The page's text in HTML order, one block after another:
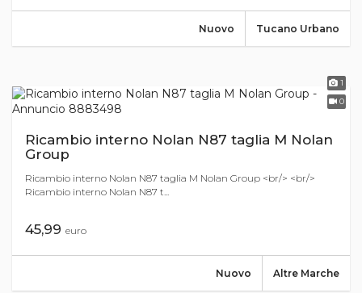
Tucano Urbano
Nuovo
1
0
Ricambio interno Nolan N87 taglia M Nolan
Group
Ricambio interno Nolan N87 taglia M Nolan Group <br/> <br/>
Ricambio interno Nolan N87 t...
45,99 euro
Altre Marche
Nuovo